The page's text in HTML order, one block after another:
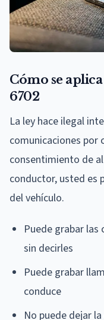
Cómo se
6702
La ley hace ilegal
comunicaciones por
consentimiento de
conductor, usted es
del vehículo.
Puede grabar las
sin decirles
Puede grabar
conduce
No puede dejar